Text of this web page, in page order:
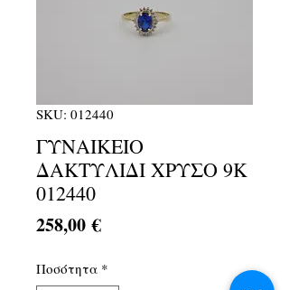
SKU: 012440
ΓΥΝΑΙΚΕΙΟ
ΔΑΚΤΥΛΙΔΙ ΧΡΥΣΟ 9Κ
012440
258,00 €Τιμή
Ποσότητα *